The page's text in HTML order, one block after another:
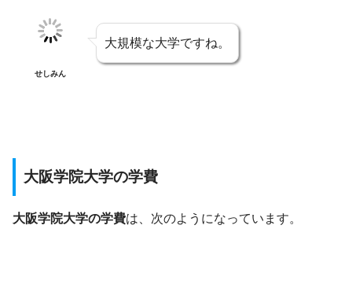
せしみん
大規模な大学ですね。
大阪学院大学の学費
大阪学院大学の学費は、次のようになっています。